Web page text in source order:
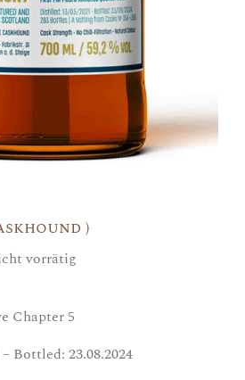
)
vorrätig
Chapter 5
Bottled: 23.08.2024